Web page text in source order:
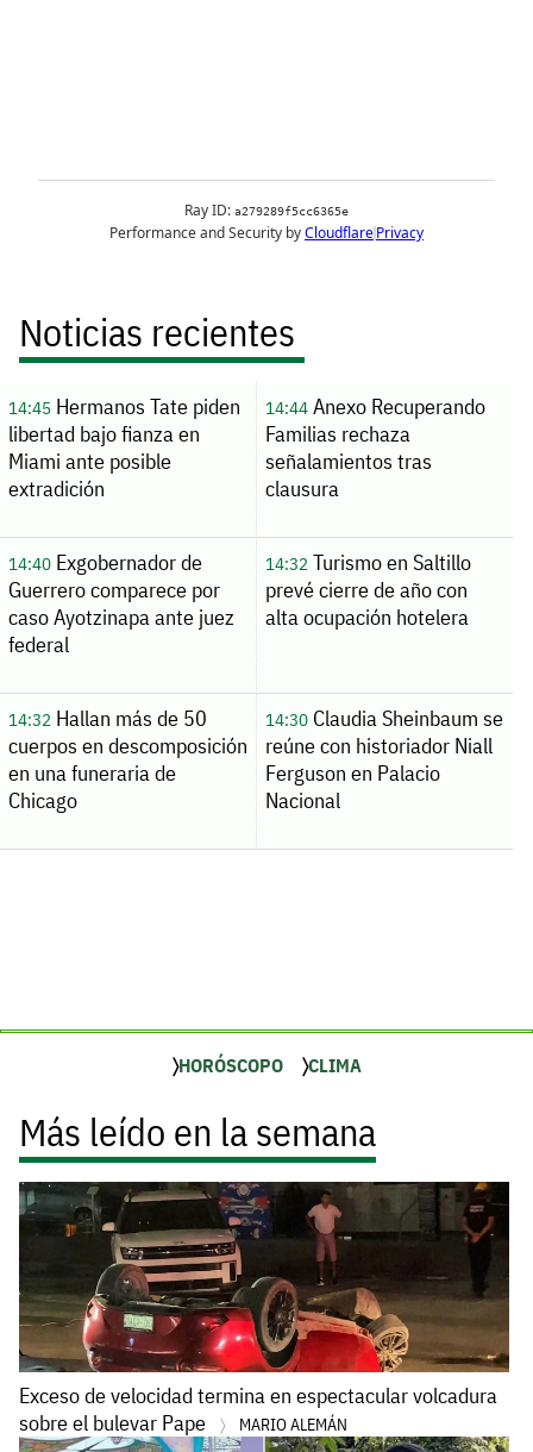
Noticias recientes
14:45Hermanos Tate piden
libertad bajo fianza en
Miami ante posible
extradición
14:44Anexo Recuperando
Familias rechaza
señalamientos tras
clausura
14:40Exgobernador de
Guerrero comparece por
caso Ayotzinapa ante juez
federal
14:32Turismo en Saltillo
prevé cierre de año con
alta ocupación hotelera
14:32Hallan más de 50
cuerpos en descomposición
en una funeraria de
Chicago
14:30Claudia Sheinbaum se
reúne con historiador Niall
Ferguson en Palacio
Nacional
HORÓSCOPO CLIMA
Más leído en la semana
Exceso de velocidad termina en espectacular volcadura
sobre el bulevar Pape
MARIO ALEMÁN